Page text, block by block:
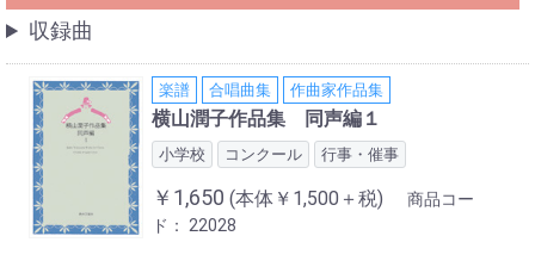
収録曲
楽譜 合唱曲集 作曲家作品集
横山潤子作品集 同声編１
小学校 コンクール 行事・催事
￥1,650 (本体￥1,500＋税)
商品コー
ド： 22028